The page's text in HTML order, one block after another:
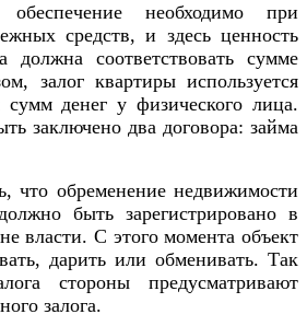
необходимо при
средств, и здесь ценность
должна соответствовать сумме
залог квартиры используется
денег у физического лица.
заключено два договора: займа
что обременение недвижимости
быть зарегистрировано в
власти. С этого момента объект
дарить или обменивать. Так
стороны предусматривают
залога.